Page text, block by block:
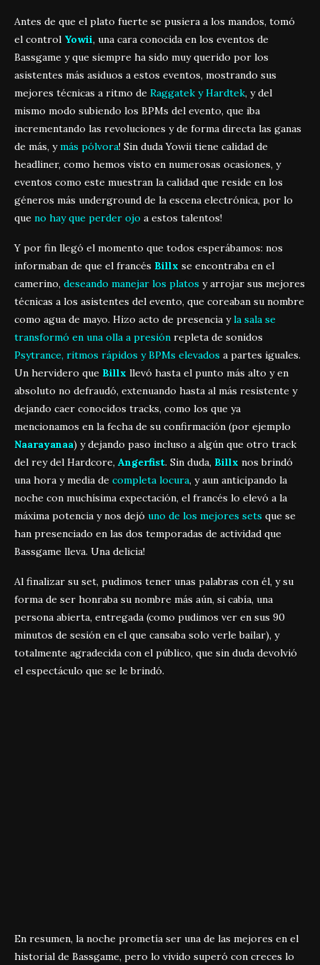
Antes de que el plato fuerte se pusiera a los mandos, tomó
el control Yowii, una cara conocida en los eventos de
Bassgame y que siempre ha sido muy querido por los
asistentes más asiduos a estos eventos, mostrando sus
mejores técnicas a ritmo de Raggatek y Hardtek, y del
mismo modo subiendo los BPMs del evento, que iba
incrementando las revoluciones y de forma directa las ganas
de más, ymás pólvora! Sin duda Yowii tiene calidad de
headliner, como hemos visto en numerosas ocasiones, y
eventos como este muestran la calidad que reside en los
géneros más underground de la escena electrónica, por lo
que no hay que perder ojo a estos talentos!
Y por fin llegó el momento que todos esperábamos: nos
informaban de que el francés Billx se encontraba en el
camerino, deseando manejar los platos y arrojar sus mejores
técnicas a los asistentes del evento, que coreaban su nombre
como agua de mayo. Hizo acto de presencia yla sala se
transformó en una olla a presión repleta de sonidos
Psytrance, ritmos rápidos y BPMs elevados a partes iguales.
Un hervidero que Billx llevó hasta el punto más alto y en
absoluto no defraudó, extenuando hasta al más resistente y
dejando caer conocidos tracks, como los que ya
mencionamos en la fecha de su confirmación (por ejemplo
Naarayanaa) y dejando paso incluso a algún que otro track
del rey del Hardcore, Angerfist. Sin duda, Billx nos brindó
una hora y media de completa locura, y aun anticipando la
noche con muchísima expectación, el francés lo elevó a la
máxima potencia y nos dejó uno de los mejores sets que se
han presenciado en las dos temporadas de actividad que
Bassgame lleva. Una delicia!
Al finalizar su set, pudimos tener unas palabras con él, y su
forma de ser honraba su nombre más aún, si cabía, una
persona abierta, entregada (como pudimos ver en sus 90
minutos de sesión en el que cansaba solo verle bailar), y
totalmente agradecida con el público, que sin duda devolvió
el espectáculo que se le brindó.
En resumen, la noche prometía ser una de las mejores en el
historial de Bassgame, pero lo vivido superó con creces lo